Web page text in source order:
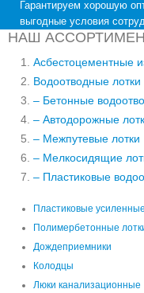
Гарантируем хорошую
выгодные условия
НАШ
Асбестоцементные
Водоотводные лотки
– Бетонные
– Автодорожные
– Межпутевые лотки
– Мелкосидящие
– Пластиковые
Пластиковые
Полимербетонные
Дождеприемники
Колодцы
Люки канализационные